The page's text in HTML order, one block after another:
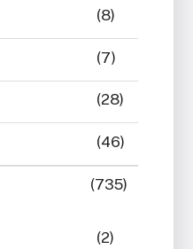
(8)
(7)
(28)
(46)
(735)
(2)